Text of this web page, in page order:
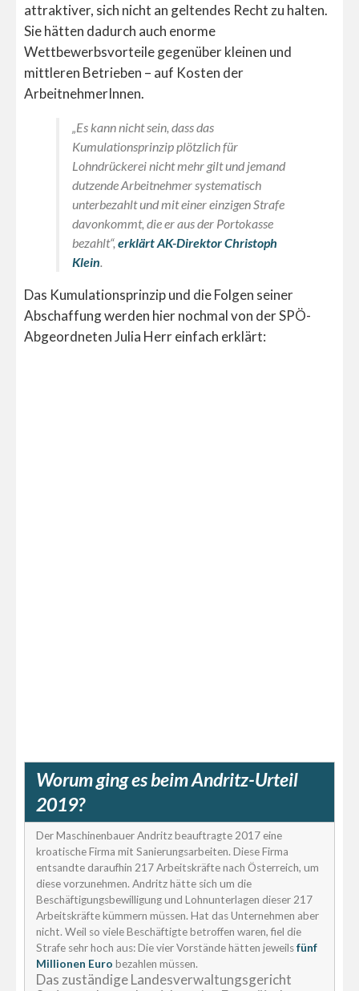
attraktiver, sich nicht an geltendes Recht zu halten.
Sie hätten dadurch auch enorme
Wettbewerbsvorteile gegenüber kleinen und
mittleren Betrieben – auf Kosten der
ArbeitnehmerInnen.
„Es kann nicht sein, dass das
Kumulationsprinzip plötzlich für
Lohndrückerei nicht mehr gilt und jemand
dutzende Arbeitnehmer systematisch
unterbezahlt und mit einer einzigen Strafe
davonkommt, die er aus der Portokasse
bezahlt“, erklärt AK-Direktor Christoph
Klein
Das Kumulationsprinzip und die Folgen seiner
Abschaffung werden hier nochmal von der SPÖ-
Abgeordneten Julia Herr einfach erklärt:
Worum ging es beim Andritz-Urteil
2019?
Der Maschinenbauer Andritz beauftragte 2017 eine
kroatische Firma mit Sanierungsarbeiten. Diese Firma
entsandte daraufhin 217 Arbeitskräfte nach Österreich, um
diese vorzunehmen. Andritz hätte sich um die
Beschäftigungsbewilligung und Lohnunterlagen dieser 217
Arbeitskräfte kümmern müssen. Hat das Unternehmen aber
nicht. Weil so viele Beschäftigte betroffen waren, fiel die
Strafe sehr hoch aus: Die vier Vorstände hätten jeweilsfünf
Millionen Euro bezahlen müssen.
Das zuständige Landesverwaltungsgericht